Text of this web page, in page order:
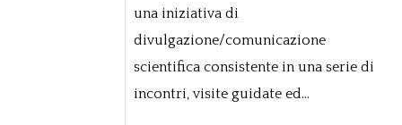
una iniziativa di
divulgazione/comunicazione
scientifica consistente in una serie di
incontri, visite guidate ed...